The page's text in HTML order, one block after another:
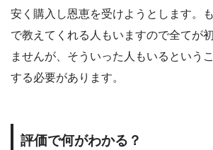
安く購入し恩恵を受けようとします。
で教えてくれる人もいますので全てが
ませんが、そういった人もいるという
する必要があります。
評価で何がわかる？